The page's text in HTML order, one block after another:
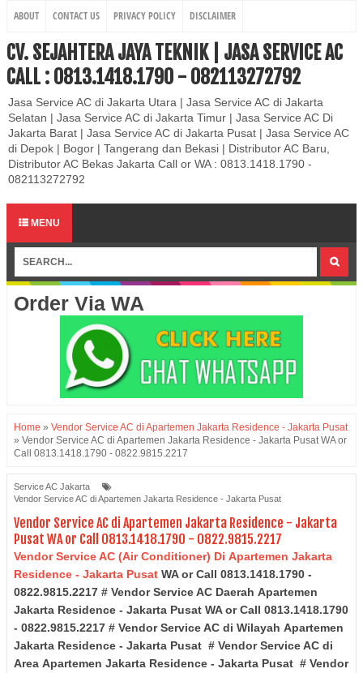
ABOUT CONTACT US PRIVACY POLICY DISCLAIMER
CV. SEJAHTERA JAYA TEKNIK | JASA SERVICE AC
CALL : 0813.1418.1790 - 082113272792
Jasa Service AC di Jakarta Utara | Jasa Service AC di Jakarta
Selatan | Jasa Service AC di Jakarta Timur | Jasa Service AC Di
Jakarta Barat | Jasa Service AC di Jakarta Pusat | Jasa Service AC
di Depok | Bogor | Tangerang dan Bekasi | Distributor AC Baru,
Distributor AC Bekas Jakarta Call or WA : 0813.1418.1790 -
082113272792
MENU
Order Via WA
Home » Vendor Service AC di Apartemen Jakarta Residence - Jakarta Pusat
» Vendor Service AC di Apartemen Jakarta Residence - Jakarta Pusat WA or
Call 0813.1418.1790 - 0822.9815.2217
Service AC Jakarta
Vendor Service AC di Apartemen Jakarta Residence - Jakarta Pusat
Vendor Service AC di Apartemen Jakarta Residence - Jakarta
Pusat WA or Call 0813.1418.1790 - 0822.9815.2217
Vendor Service AC (Air Conditioner) Di Apartemen Jakarta
Residence - Jakarta Pusat WA or Call 0813.1418.1790 -
0822.9815.2217 # Vendor Service AC Daerah Apartemen
Jakarta Residence - Jakarta Pusat WA or Call 0813.1418.1790
- 0822.9815.2217 # Vendor Service AC di Wilayah Apartemen
Jakarta Residence - Jakarta Pusat # Vendor Service AC di
Area Apartemen Jakarta Residence - Jakarta Pusat # Vendor